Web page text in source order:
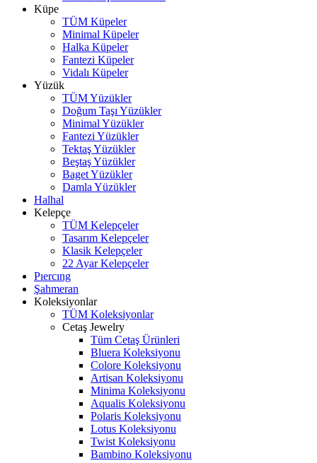
Küpe
TÜM Küpeler
Minimal Küpeler
Halka Küpeler
Fantezi Küpeler
Vidalı Küpeler
Yüzük
TÜM Yüzükler
Doğum Taşı Yüzükler
Minimal Yüzükler
Fantezi Yüzükler
Tektaş Yüzükler
Beştaş Yüzükler
Baget Yüzükler
Damla Yüzükler
Halhal
Kelepçe
TÜM Kelepçeler
Tasarım Kelepçeler
Klasik Kelepçeler
22 Ayar Kelepçeler
Pıercıng
Şahmeran
Koleksiyonlar
TÜM Koleksiyonlar
Cetaş Jewelry
Tüm Cetaş Ürünleri
Bluera Koleksiyonu
Colore Koleksiyonu
Artisan Koleksiyonu
Minima Koleksiyonu
Aqualis Koleksiyonu
Polaris Koleksiyonu
Lotus Koleksiyonu
Twist Koleksiyonu
Bambino Koleksiyonu